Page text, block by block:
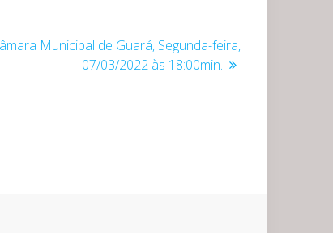
Municipal de Guará, Segunda-feira,
07/03/2022 às 18:00min.